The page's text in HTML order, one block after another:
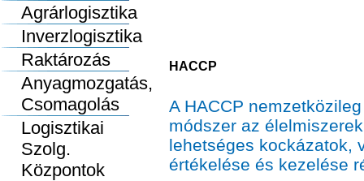
Agrárlogisztika
Inverzlogisztika
Raktározás
Anyagmozgatás,
Csomagolás
Logisztikai
Szolg.
Központok
HACCP
A HACCP
módszer az
lehetséges kockázatok,
értékelése és kezelése